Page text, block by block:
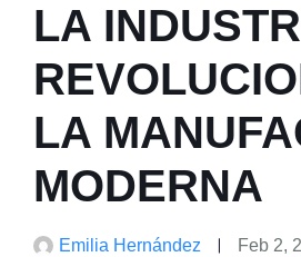
LA
LA
MODERNA
Emilia Hernández
Feb 2,